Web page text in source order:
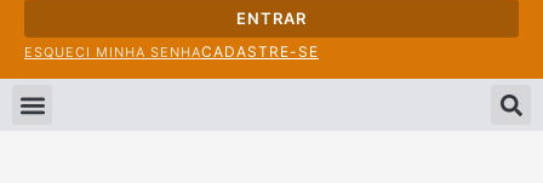
ENTRAR
ESQUECI MINHA SENHACADASTRE-SE